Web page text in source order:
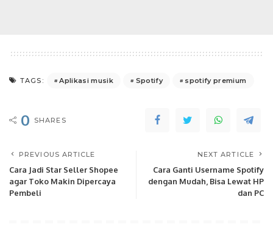
TAGS: Aplikasi musik Spotify spotify premium
0 SHARES
PREVIOUS ARTICLE
Cara Jadi Star Seller Shopee
agar Toko Makin Dipercaya
Pembeli
NEXT ARTICLE
Cara Ganti Username Spotify
dengan Mudah, Bisa Lewat HP
dan PC